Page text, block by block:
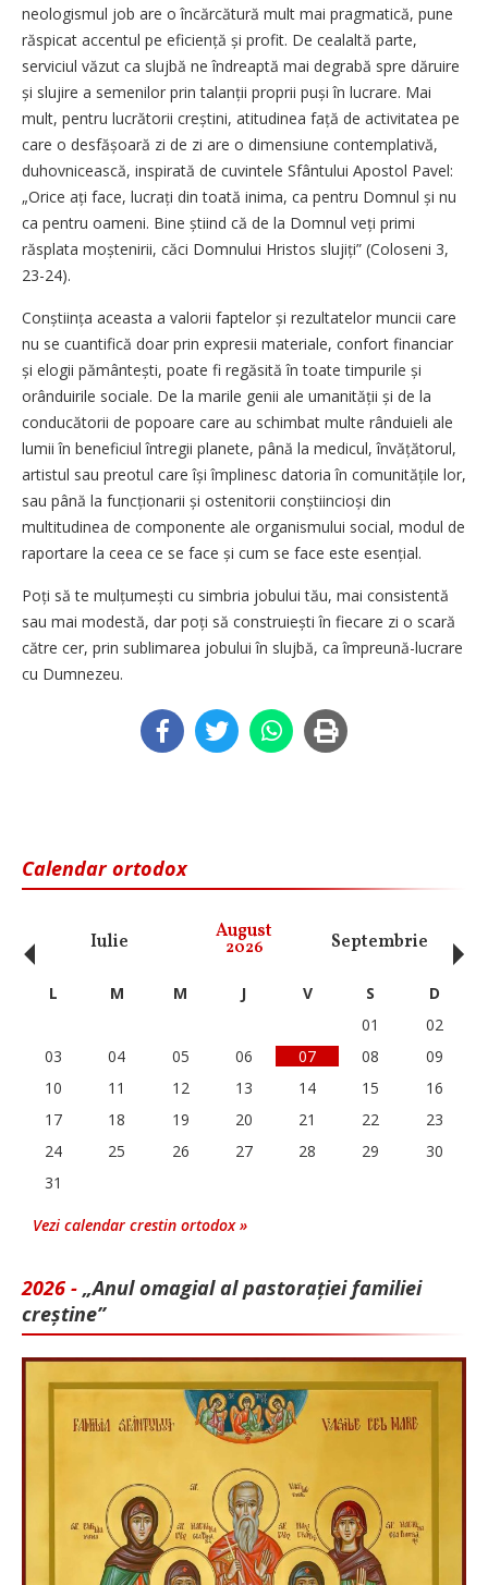
neologismul job are o încărcătură mult mai pragmatică, pune
răspicat accentul pe eficiență și profit. De cealaltă parte,
serviciul văzut ca slujbă ne îndreaptă mai degrabă spre dăruire
și slujire a semenilor prin talanții proprii puși în lucrare. Mai
mult, pentru lucrătorii creștini, atitudinea față de activitatea pe
care o desfășoară zi de zi are o dimensiune contemplativă,
duhovnicească, inspirată de cuvintele Sfântului Apostol Pavel:
„Orice ați face, lucrați din toată inima, ca pentru Domnul și nu
ca pentru oameni. Bine știind că de la Domnul veți primi
răsplata moștenirii, căci Domnului Hristos slujiți” (Coloseni 3,
23-24).
Conștiința aceasta a valorii faptelor și rezultatelor muncii care
nu se cuantifică doar prin expresii materiale, confort financiar
și elogii pământești, poate fi regăsită în toate timpurile și
orânduirile sociale. De la marile genii ale umanității și de la
conducătorii de popoare care au schimbat multe rânduieli ale
lumii în beneficiul întregii planete, până la medicul, învățătorul,
artistul sau preotul care își împlinesc datoria în comunitățile lor,
sau până la funcționarii și ostenitorii conștiincioși din
multitudinea de componente ale organismului social, modul de
raportare la ceea ce se face și cum se face este esențial.
Poți să te mulțumești cu simbria jobului tău, mai consistentă
sau mai modestă, dar poți să construiești în fiecare zi o scară
către cer, prin sublimarea jobului în slujbă, ca împreună-lucrare
cu Dumnezeu.
Calendar ortodox
Iulie August
2026 Septembrie
‹ L M M J V S
D
01
02
03
04 05 06 07 08
09
10
11 12 13 14 15
16
17
18 19 20 21 22
23
24
25 26 27 28 29
30
31
Vezi calendar crestin ortodox »
2026 - „Anul omagial al pastorației familiei
creștine”